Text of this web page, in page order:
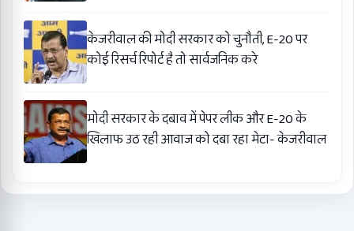
केजरीवाल की मोदी सरकार को चुनौती, E-20 पर
कोई रिसर्च रिपोर्ट है तो सार्वजनिक करे
मोदी सरकार के दबाव में पेपर लीक और E-20 के
खिलाफ उठ रही आवाज को दबा रहा मेटा- केजरीवाल